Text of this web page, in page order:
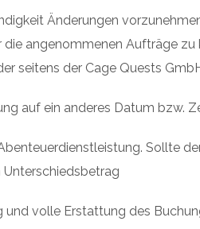
Änderungen
angenommenen Aufträge
seitens der Cage Quests
auf ein anderes Datum bzw.
Sollte
Unterschiedsbetrag
volle Erstattung des